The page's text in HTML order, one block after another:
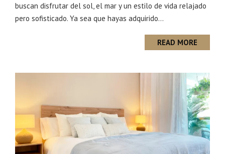
buscan disfrutar del sol, el mar y un estilo de vida relajado
pero sofisticado. Ya sea que hayas adquirido...
READ MORE